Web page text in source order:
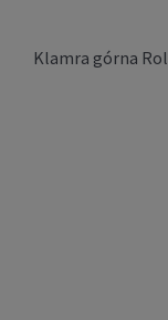
Klamra górna